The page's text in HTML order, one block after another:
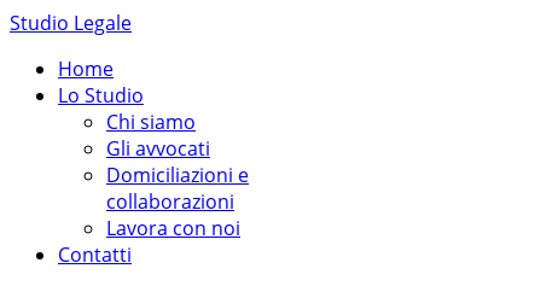
Studio Legale
Home
Lo Studio
Chi siamo
Gli avvocati
Domiciliazioni e
collaborazioni
Lavora con noi
Contatti